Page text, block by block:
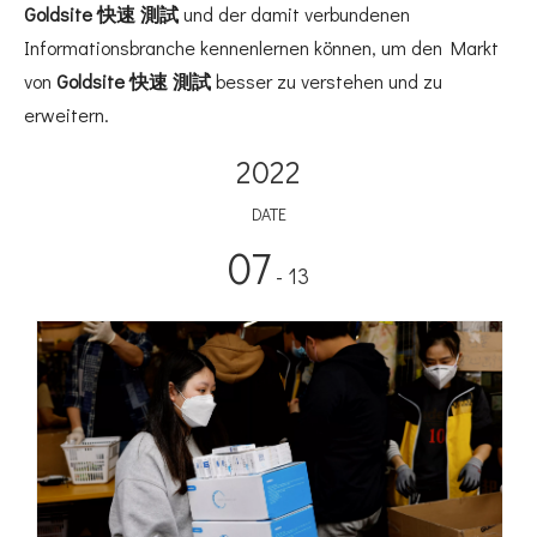
Goldsite 快速 測試und der damit verbundenen
Informationsbranche kennenlernen können, um den Markt
von Goldsite 快速 測試besser zu verstehen und zu
erweitern.
2022
DATE
07 - 13